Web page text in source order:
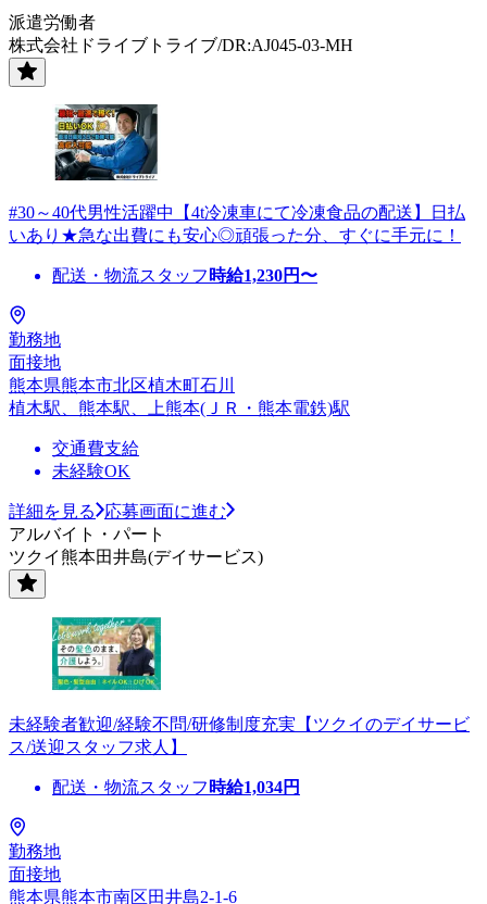
派遣労働者
株式会社ドライブトライブ/DR:AJ045-03-MH
#30～40代男性活躍中【4t冷凍車にて冷凍食品の配送】日払
いあり★急な出費にも安心◎頑張った分、すぐに手元に！
配送・物流スタッフ 時給1,230円〜
勤務地
面接地
熊本県熊本市北区植木町石川
植木駅、熊本駅、上熊本(ＪＲ・熊本電鉄)駅
交通費支給
未経験OK
詳細を見る
応募画面に進む
アルバイト・パート
ツクイ熊本田井島(デイサービス)
未経験者歓迎/経験不問/研修制度充実【ツクイのデイサービ
ス/送迎スタッフ求人】
配送・物流スタッフ 時給1,034円
勤務地
面接地
熊本県熊本市南区田井島2-1-6